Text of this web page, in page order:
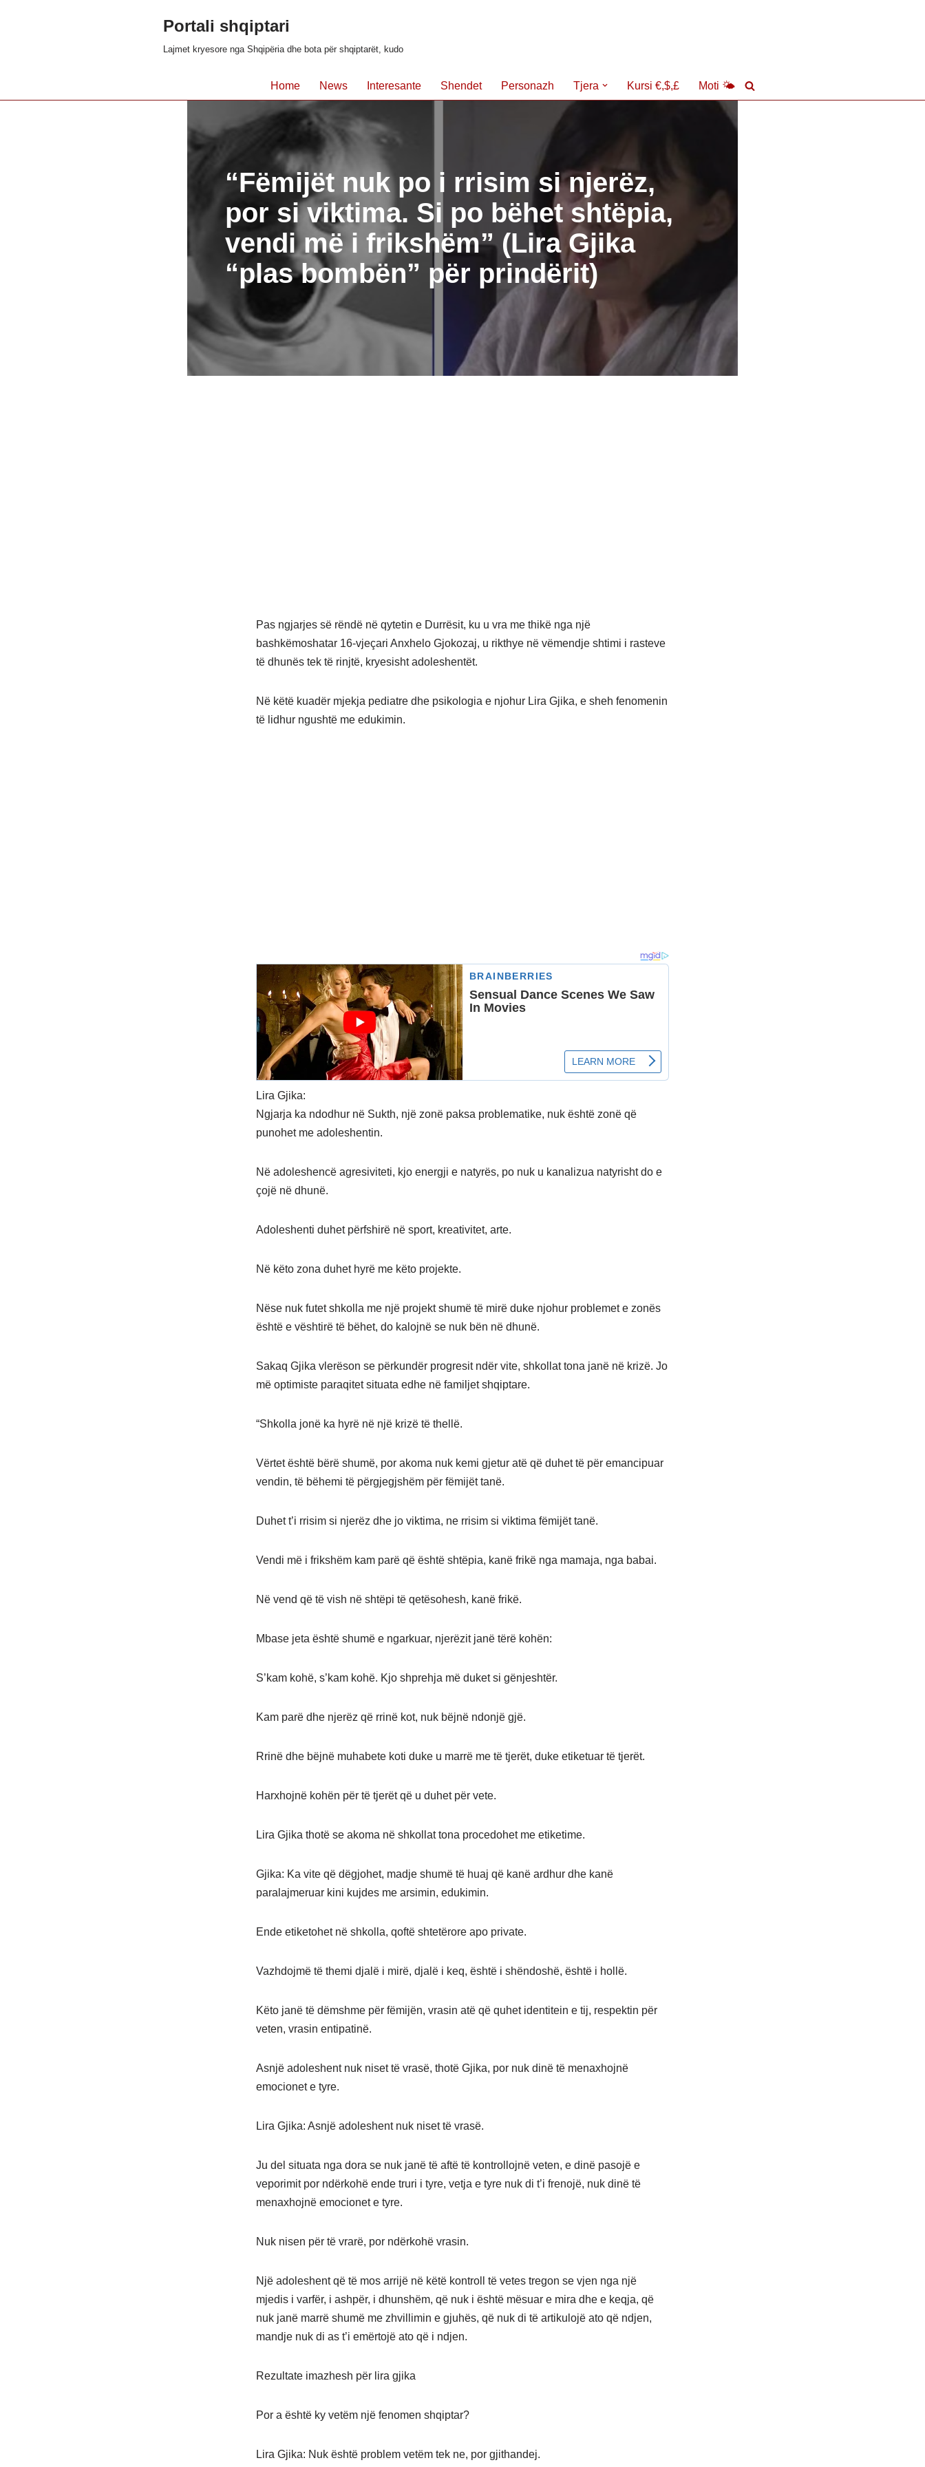
Portali shqiptari
Lajmet kryesore nga Shqipëria dhe bota për shqiptarët, kudo
Home News Interesante Shendet Personazh Tjera Kursi €,$,£ Moti 🌤
“Fëmijët nuk po i rrisim si njerëz,
por si viktima. Si po bëhet shtëpia,
vendi më i frikshëm” (Lira Gjika
“plas bombën” për prindërit)
Pas ngjarjes së rëndë në qytetin e Durrësit, ku u vra me thikë nga një
bashkëmoshatar 16-vjeçari Anxhelo Gjokozaj, u rikthye në vëmendje shtimi i rasteve
të dhunës tek të rinjtë, kryesisht adoleshentët.
Në këtë kuadër mjekja pediatre dhe psikologia e njohur Lira Gjika, e sheh fenomenin
të lidhur ngushtë me edukimin.
Lira Gjika:
Ngjarja ka ndodhur në Sukth, një zonë paksa problematike, nuk është zonë që
punohet me adoleshentin.
Në adoleshencë agresiviteti, kjo energji e natyrës, po nuk u kanalizua natyrisht do e
çojë në dhunë.
Adoleshenti duhet përfshirë në sport, kreativitet, arte.
Në këto zona duhet hyrë me këto projekte.
Nëse nuk futet shkolla me një projekt shumë të mirë duke njohur problemet e zonës
është e vështirë të bëhet, do kalojnë se nuk bën në dhunë.
Sakaq Gjika vlerëson se përkundër progresit ndër vite, shkollat tona janë në krizë. Jo
më optimiste paraqitet situata edhe në familjet shqiptare.
“Shkolla jonë ka hyrë në një krizë të thellë.
Vërtet është bërë shumë, por akoma nuk kemi gjetur atë që duhet të për emancipuar
vendin, të bëhemi të përgjegjshëm për fëmijët tanë.
Duhet t’i rrisim si njerëz dhe jo viktima, ne rrisim si viktima fëmijët tanë.
Vendi më i frikshëm kam parë që është shtëpia, kanë frikë nga mamaja, nga babai.
Në vend që të vish në shtëpi të qetësohesh, kanë frikë.
Mbase jeta është shumë e ngarkuar, njerëzit janë tërë kohën:
S’kam kohë, s’kam kohë. Kjo shprehja më duket si gënjeshtër.
Kam parë dhe njerëz që rrinë kot, nuk bëjnë ndonjë gjë.
Rrinë dhe bëjnë muhabete koti duke u marrë me të tjerët, duke etiketuar të tjerët.
Harxhojnë kohën për të tjerët që u duhet për vete.
Lira Gjika thotë se akoma në shkollat tona procedohet me etiketime.
Gjika: Ka vite që dëgjohet, madje shumë të huaj që kanë ardhur dhe kanë
paralajmeruar kini kujdes me arsimin, edukimin.
Ende etiketohet në shkolla, qoftë shtetërore apo private.
Vazhdojmë të themi djalë i mirë, djalë i keq, është i shëndoshë, është i hollë.
Këto janë të dëmshme për fëmijën, vrasin atë që quhet identitein e tij, respektin për
veten, vrasin entipatinë.
Asnjë adoleshent nuk niset të vrasë, thotë Gjika, por nuk dinë të menaxhojnë
emocionet e tyre.
Lira Gjika: Asnjë adoleshent nuk niset të vrasë.
Ju del situata nga dora se nuk janë të aftë të kontrollojnë veten, e dinë pasojë e
veporimit por ndërkohë ende truri i tyre, vetja e tyre nuk di t’i frenojë, nuk dinë të
menaxhojnë emocionet e tyre.
Nuk nisen për të vrarë, por ndërkohë vrasin.
Një adoleshent që të mos arrijë në këtë kontroll të vetes tregon se vjen nga një
mjedis i varfër, i ashpër, i dhunshëm, që nuk i është mësuar e mira dhe e keqja, që
nuk janë marrë shumë me zhvillimin e gjuhës, që nuk di të artikulojë ato që ndjen,
mandje nuk di as t’i emërtojë ato që i ndjen.
Rezultate imazhesh për lira gjika
Por a është ky vetëm një fenomen shqiptar?
Lira Gjika: Nuk është problem vetëm tek ne, por gjithandej.